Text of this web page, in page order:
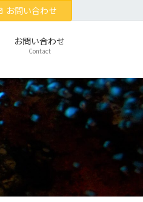
お問い合わせ
お問い合わせ
Contact